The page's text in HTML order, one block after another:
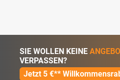
SIE WOLLEN KEINE
VERPASSEN?
Jetzt 5 €**